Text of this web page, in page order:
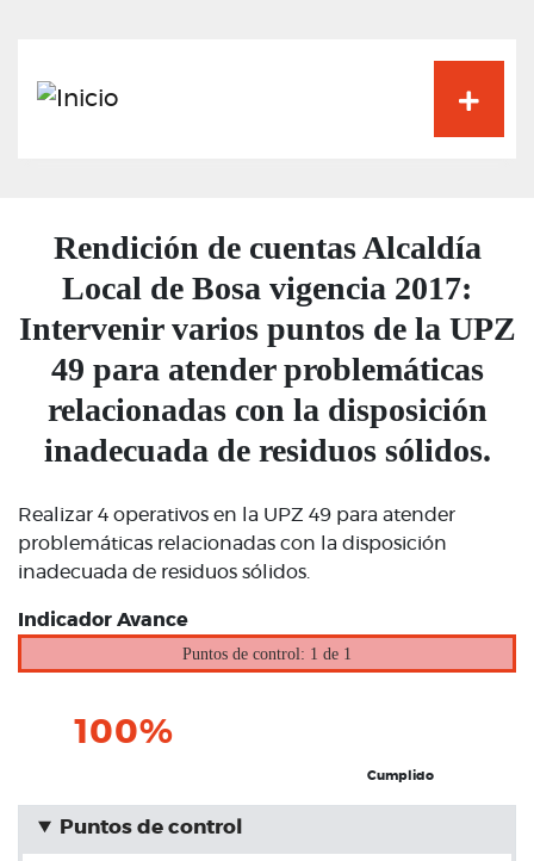
Rendición de cuentas Alcaldía
Local de Bosa vigencia 2017:
Intervenir varios puntos de la UPZ
49 para atender problemáticas
relacionadas con la disposición
inadecuada de residuos sólidos.
Realizar 4 operativos en la UPZ 49 para atender
problemáticas relacionadas con la disposición
inadecuada de residuos sólidos.
Indicador Avance
Puntos de control: 1 de 1
100%
Cumplido
Puntos de control